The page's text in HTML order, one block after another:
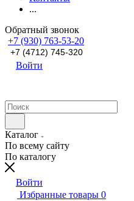
...
Обратный звонок
+7 (930) 763-53-20
+7 (4712) 745-320
Войти
Каталог
По всему сайту
По каталогу
Войти
Избранные товары 0